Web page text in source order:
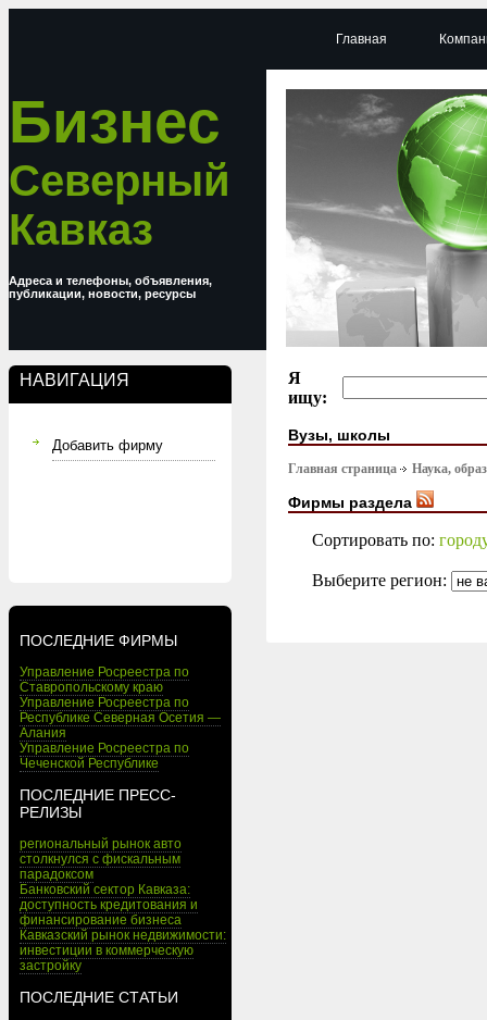
Бизнес
Северный
Кавказ
Адреса и телефоны, объявления,
публикации, новости, ресурсы
НАВИГАЦИЯ
Добавить фирму
ПОСЛЕДНИЕ ФИРМЫ
Управление Росреестра по
Ставропольскому краю
Управление Росреестра по
Республике Северная Осетия —
Алания
Управление Росреестра по
Чеченской Республике
ПОСЛЕДНИЕ ПРЕСС-
РЕЛИЗЫ
региональный рынок авто
столкнулся с фискальным
парадоксом
Банковский сектор Кавказа:
доступность кредитования и
финансирование бизнеса
Кавказский рынок недвижимости:
инвестиции в коммерческую
застройку
ПОСЛЕДНИЕ СТАТЬИ
Главная
Я
ищу:
Вузы, школы
Главная страница Наука,
Фирмы раздела
Сортировать по:
Выберите регион: